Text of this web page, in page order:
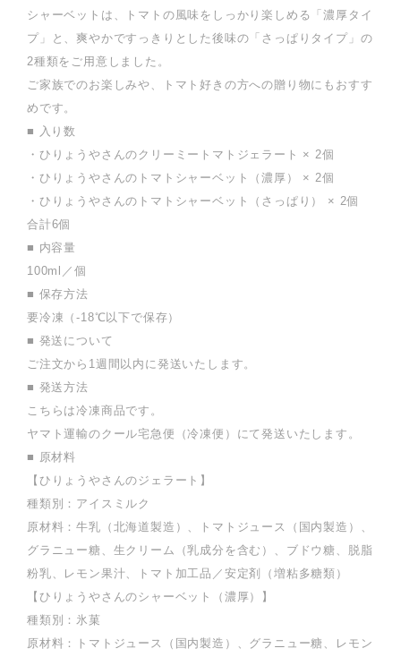
シャーベットは、トマトの風味をしっかり楽しめる「濃厚タイ
プ」と、爽やかですっきりとした後味の「さっぱりタイプ」の
2種類をご用意しました。
ご家族でのお楽しみや、トマト好きの方への贈り物にもおすす
めです。
■ 入り数
・ひりょうやさんのクリーミートマトジェラート × 2個
・ひりょうやさんのトマトシャーベット（濃厚） × 2個
・ひりょうやさんのトマトシャーベット（さっぱり） × 2個
合計6個
■ 内容量
100ml／個
■ 保存方法
要冷凍（-18℃以下で保存）
■ 発送について
ご注文から1週間以内に発送いたします。
■ 発送方法
こちらは冷凍商品です。
ヤマト運輸のクール宅急便（冷凍便）にて発送いたします。
■ 原材料
【ひりょうやさんのジェラート】
種類別：アイスミルク
原材料：牛乳（北海道製造）、トマトジュース（国内製造）、
グラニュー糖、生クリーム（乳成分を含む）、ブドウ糖、脱脂
粉乳、レモン果汁、トマト加工品／安定剤（増粘多糖類）
【ひりょうやさんのシャーベット（濃厚）】
種類別：氷菓
原材料：トマトジュース（国内製造）、グラニュー糖、レモン